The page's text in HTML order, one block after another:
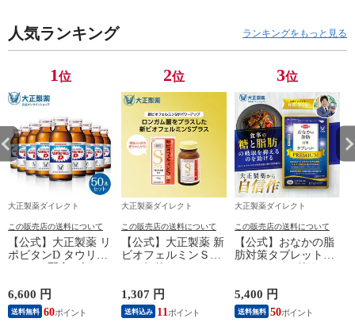
人気ランキング ランキングをもっと見る
1位
大正製薬ダイレクト
この販売店の送料について
【公式】大正製薬 リ
ポビタンD タウリン
ン 100ml 50本 指定医
薬部外品 栄養ドリン
ク 栄養剤 リポビタ
6,600 円
送料無料 60
2位
大正製薬ダイレクト
この販売店の送料について
【公式】大正製薬 新
ビオフェルミンＳプ
1,307 円
送料込み 11
3位
大正製薬ダイレクト
この販売店の送料について
【公式】おなかの脂
肪対策タブレット
5,400 円
送料無料 50